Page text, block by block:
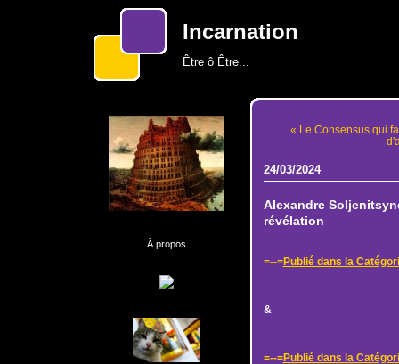
Incarnation
Être ô Être...
À propos
« Le Consensus qui
24/03/2024
Alexandre
révélation
=--=Publié dans la
&
=--=Publié dans la